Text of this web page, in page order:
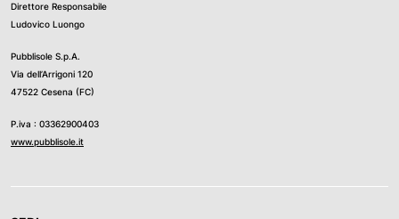
Direttore Responsabile
Ludovico Luongo
Pubblisole S.p.A.
Via dell’Arrigoni 120
47522 Cesena (FC)
P.iva : 03362900403
www.pubblisole.it